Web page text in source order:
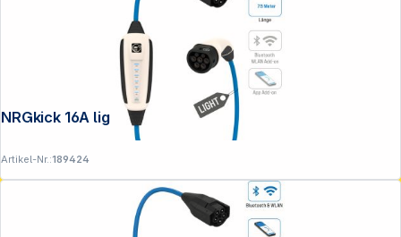
NRGkick 16A light 7.5m Pure
Artikel-Nr.:189424